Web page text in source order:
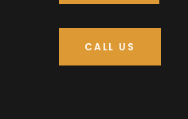
CALL US